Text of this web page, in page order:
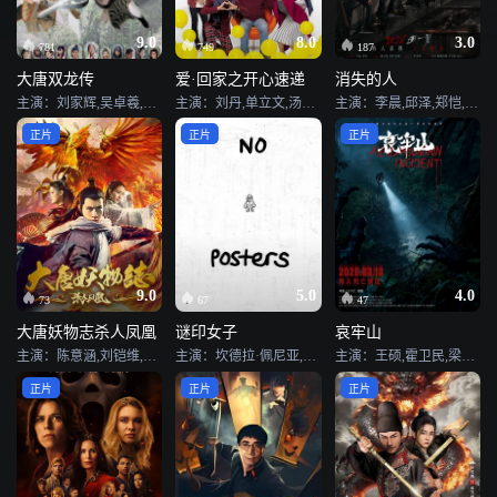
781 9.0
大唐双龙传
749 8.0
爱·回家之开心速递
187 3.0
消失的人
73 9.0
正片
大唐妖物志杀人凤凰
67 5.0
正片
谜印女子
47 4.0
正片
哀牢山
主演：王硕,霍卫民,梁晶晶,闵星翰,付妤舒,索微
正片 正片 正片